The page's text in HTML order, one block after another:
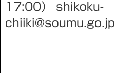
17:00） shikoku-
chiiki@soumu.go.jp